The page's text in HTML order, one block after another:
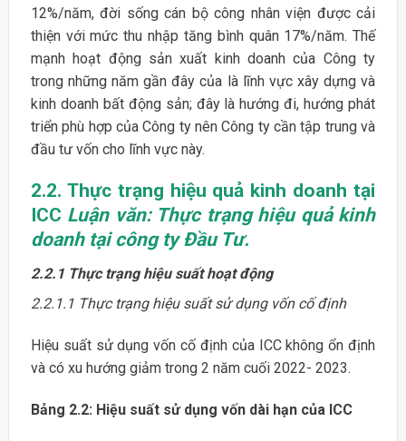
12%/năm, đời sống cán bộ công nhân viện được cải
thiện với mức thu nhập tăng bình quân 17%/năm. Thế
mạnh hoạt động sản xuất kinh doanh của Công ty
trong những năm gần đây của là lĩnh vực xây dựng và
kinh doanh bất động sản; đây là hướng đi, hướng phát
triển phù hợp của Công ty nên Công ty cần tập trung và
đầu tư vốn cho lĩnh vực này.
2.2. Thực trạng hiệu quả kinh doanh tại
ICC Luận văn: Thực trạng hiệu quả kinh
doanh tại công ty Đầu Tư.
2.2.1 Thực trạng hiệu suất hoạt động
2.2.1.1 Thực trạng hiệu suất sử dụng vốn cố định
Hiệu suất sử dụng vốn cố định của ICC không ổn định
và có xu hướng giảm trong 2 năm cuối 2022- 2023.
Bảng 2.2: Hiệu suất sử dụng vốn dài hạn của ICC